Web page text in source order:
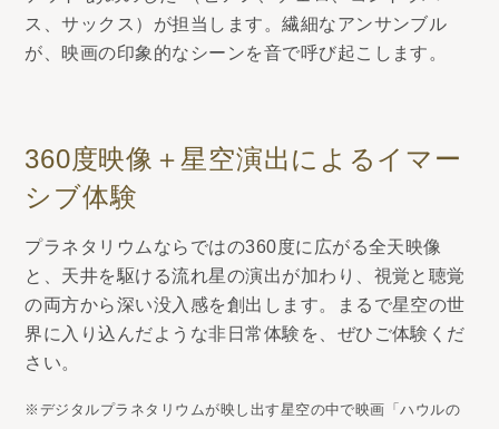
ス、サックス）が担当します。繊細なアンサンブル
が、映画の印象的なシーンを音で呼び起こします。
360度映像＋星空演出によるイマー
シブ体験
プラネタリウムならではの360度に広がる全天映像
と、天井を駆ける流れ星の演出が加わり、視覚と聴覚
の両方から深い没入感を創出します。まるで星空の世
界に入り込んだような非日常体験を、ぜひご体験くだ
さい。
※デジタルプラネタリウムが映し出す星空の中で映画「ハウルの